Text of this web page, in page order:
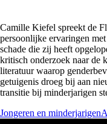
Camille Kiefel spreekt de
persoonlijke ervaringen
schade die zij heeft
kritisch onderzoek naar de
literatuur waarop
getuigenis droeg bij aan
transitie bij minderjarigen
Jongeren en minderjarigen